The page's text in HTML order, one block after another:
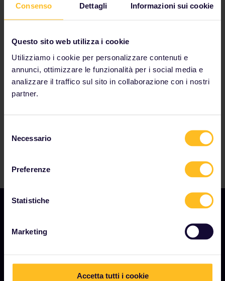
Consenso Dettagli Informazioni sui cookie
Questo sito web utilizza i cookie
Utilizziamo i cookie per personalizzare contenuti e
annunci, ottimizzare le funzionalità per i social media e
analizzare il traffico sul sito in collaborazione con i nostri
partner.
delNecessario
Preferenze
Statistiche
Marketing
Accetta tutti i cookie
I nostri partner includono
Opportunità di lavoro